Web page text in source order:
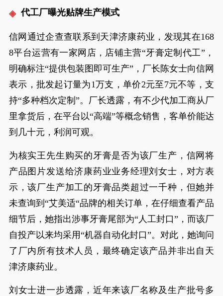
代工厂曝光贴牌生产模式
信网通过企查查联系到天津济康药业，发现其在168
8平台运营有一家网店，店铺主营“牙膏定制代工”，
明确标注“提供包装图即可生产”，厂长陈女士向信网
表示，批发起订量为1万支，单价2元至7元不等，支
持“多种档次定制”。厂长透露，有不少代加工商从厂
里拿货后，在平台以“高端”等概念销售，客单价能达
到几十元，利润可观。
为核实王先生购买的牙膏是否为该厂生产，信网将
产品图片发送给济康药业业务经理刘女士，对方表
示，该厂生产加工的牙膏品类超过一千种，但她并
未查询到“艾美适“品牌的相关订单，在仔细查看产品
细节后，她指出涉事牙膏尾部为“人工封口”，而该厂
自投产以来均采用“机器自动化封口”。对此，她询问
了厂内所有技术人员，最终确定该产品并非出自天
津济康药业。
刘女士进一步透露，近年来该厂名称及生产批号多